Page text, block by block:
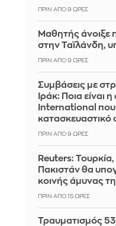
ΠΡΙΝ ΑΠΌ 9 ΏΡΕΣ
Μαθητής άνοιξε
στην Ταϊλάνδη,
ΠΡΙΝ ΑΠΌ 9 ΏΡΕΣ
Συμβάσεις με
Ιράκ: Ποια είναι
International
κατασκευαστικό
ΠΡΙΝ ΑΠΌ 9 ΏΡΕΣ
Reuters:
Πακιστάν θα
κοινής άμυνας
ΠΡΙΝ ΑΠΌ 15 ΏΡΕΣ
Τραυματισμός